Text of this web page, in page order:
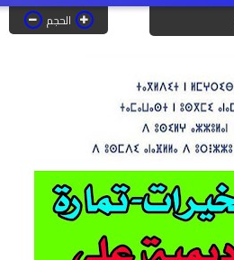
الحجم